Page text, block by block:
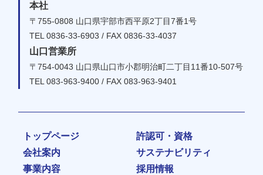
本社
〒755-0808 山口県宇部市西平原2丁目7番1号
TEL 0836-33-6903 / FAX 0836-33-4037
山口営業所
〒754-0043 山口県山口市小郡明治町二丁目11番10-507号
TEL 083-963-9400 / FAX 083-963-9401
トップページ
会社案内
事業内容
許認可・資格
サステナビリティ
採用情報